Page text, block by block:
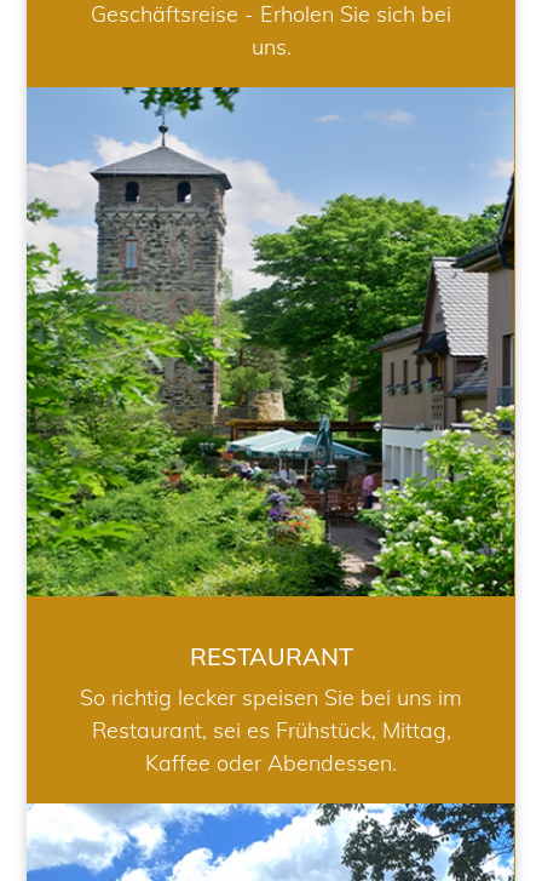
Geschäftsreise - Erholen Sie sich bei
uns.
RESTAURANT
RESTAURANT
So richtig lecker speisen Sie bei uns im
Restaurant, sei es Frühstück, Mittag,
Kaffee oder Abendessen.